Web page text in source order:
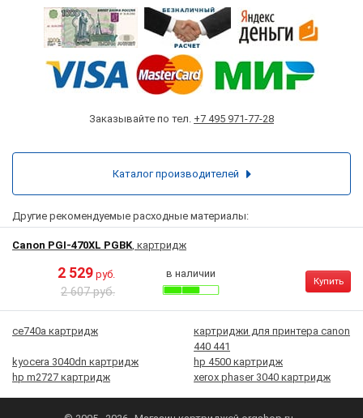
Заказывайте по тел. +7 495 971-77-28
Другие рекомендуемые расходные материалы:
Canon PGI-470XL PGBK, картридж
2 529 руб.
2 607 руб.
в наличии
Купить
ce740a картридж
картриджи для принтера canon
440 441
kyocera 3040dn картридж
hp 4500 картридж
hp m2727 картридж
xerox phaser 3040 картридж